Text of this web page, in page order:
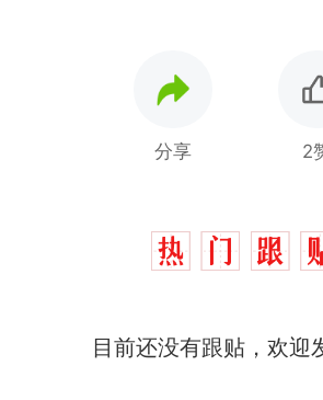
分享 2
目前还没有跟贴，欢迎